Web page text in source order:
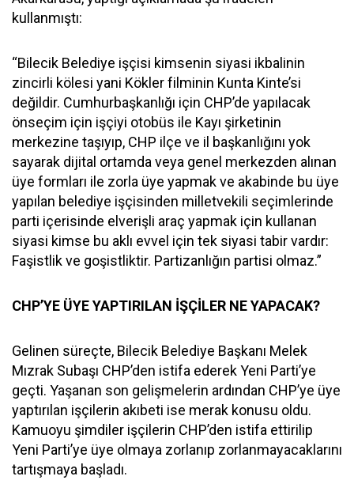
kullanmıştı:
“Bilecik Belediye işçisi kimsenin siyasi ikbalinin
zincirli kölesi yani Kökler filminin Kunta Kinte’si
değildir. Cumhurbaşkanlığı için CHP’de yapılacak
önseçim için işçiyi otobüs ile Kayı şirketinin
merkezine taşıyıp, CHP ilçe ve il başkanlığını yok
sayarak dijital ortamda veya genel merkezden alınan
üye formları ile zorla üye yapmak ve akabinde bu üye
yapılan belediye işçisinden milletvekili seçimlerinde
parti içerisinde elverişli araç yapmak için kullanan
siyasi kimse bu aklı evvel için tek siyasi tabir vardır:
Faşistlik ve goşistliktir. Partizanlığın partisi olmaz.”
CHP’YE ÜYE YAPTIRILAN İŞÇİLER NE YAPACAK?
Gelinen süreçte, Bilecik Belediye Başkanı Melek
Mızrak Subaşı CHP’den istifa ederek Yeni Parti’ye
geçti. Yaşanan son gelişmelerin ardından CHP’ye üye
yaptırılan işçilerin akıbeti ise merak konusu oldu.
Kamuoyu şimdiler işçilerin CHP’den istifa ettirilip
Yeni Parti’ye üye olmaya zorlanıp zorlanmayacaklarını
tartışmaya başladı.